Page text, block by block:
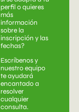
perfil o quieres
más
información
sobre la
inscripción y las
fechas?
Escríbenos y
nuestro equipo
te ayudará
encantado a
resolver
cualquier
consulta.